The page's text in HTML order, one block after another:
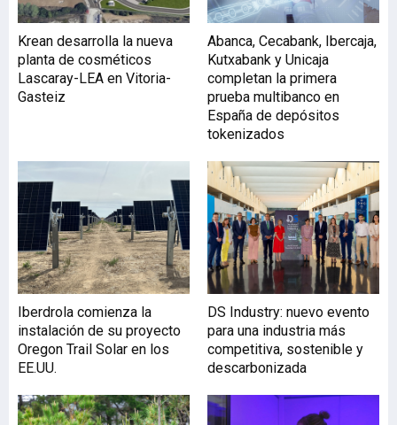
un préstamo participativo
vehículo que vincula la
remuneración del inversor
a la evolución del negocio
y que ha sido diseñado y
estructurado por Urban
(urbantoken.capital),
Krean desarrolla la nueva
planta de cosméticos
Lascaray-LEA en Vitoria-
Gasteiz
Abanca, Cecabank, Ibercaja,
Kutxabank y Unicaja
completan la primera
prueba multibanco en
España de depósitos
tokenizados
Iberdrola comienza la
instalación de su proyecto
Oregon Trail Solar en los
EE.UU.
DS Industry: nuevo evento
para una industria más
competitiva, sostenible y
descarbonizada